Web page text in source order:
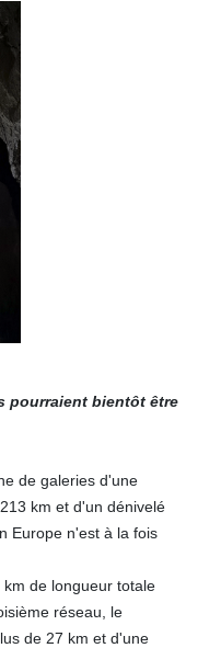
pourraient bientôt être
de galeries d'une
km et d'un dénivelé
Europe n'est à la fois
de longueur totale
réseau, le
de 27 km et d'une